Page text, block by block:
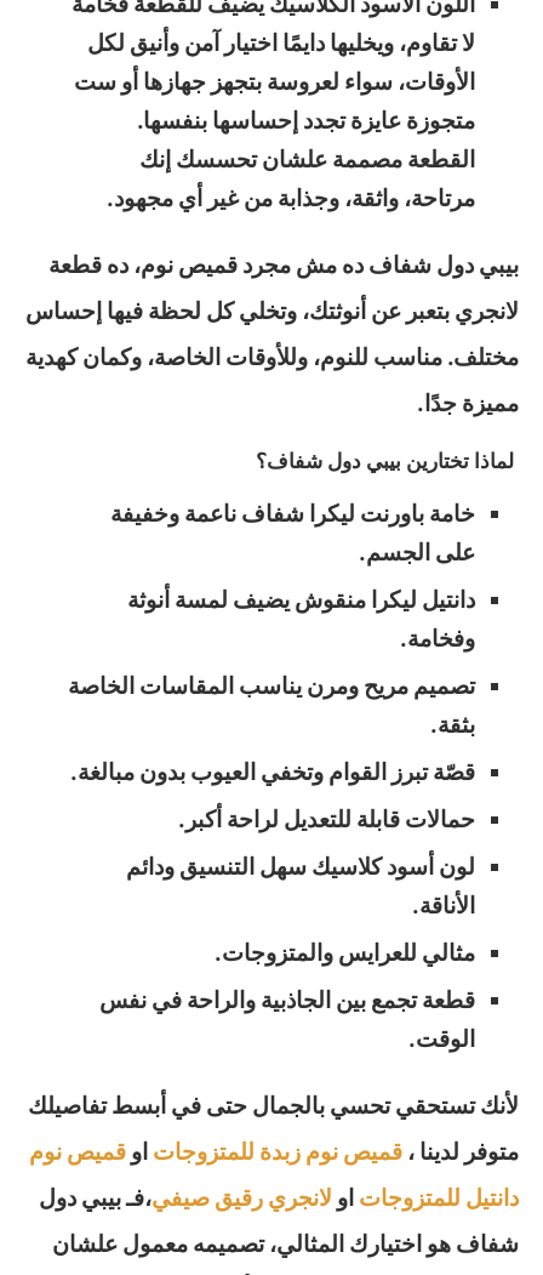
لا تقاوم، ويخليها دايمًا اختيار آمن وأنيق لكل
الأوقات، سواء لعروسة بتجهز جهازها أو ست
متجوزة عايزة تجدد إحساسها بنفسها.
القطعة مصممة علشان تحسسك إنك
مرتاحة، واثقة، وجذابة من غير أي مجهود.
بيبي دول شفاف ده مش مجرد قميص نوم، ده قطعة
لانجري بتعبر عن أنوثتك، وتخلي كل لحظة فيها إحساس
مختلف. مناسب للنوم، وللأوقات الخاصة، وكمان كهدية
مميزة جدًا.
لماذا تختارين بيبي دول شفاف؟
خامة باورنت ليكرا شفاف ناعمة وخفيفة
على الجسم.
دانتيل ليكرا منقوش يضيف لمسة أنوثة
وفخامة.
تصميم مريح ومرن يناسب المقاسات الخاصة
بثقة.
قصّة تبرز القوام وتخفي العيوب بدون مبالغة.
حمالات قابلة للتعديل لراحة أكبر.
لون أسود كلاسيك سهل التنسيق ودائم
الأناقة.
مثالي للعرايس والمتزوجات.
قطعة تجمع بين الجاذبية والراحة في نفس
الوقت.
لأنك تستحقي تحسي بالجمال حتى في أبسط تفاصيلك
متوفر لدينا ، قميص نوم زبدة للمتزوجات او قميص نوم
دانتيل للمتزوجات او لانجري رقيق صيفي،فـ بيبي دول
شفاف هو اختيارك المثالي، تصميمه معمول علشان